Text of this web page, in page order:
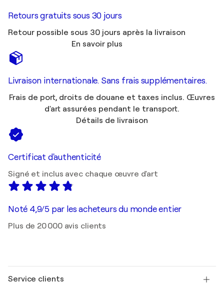
Retours gratuits sous 30 jours
Retour possible sous 30 jours après la livraison
En savoir plus
Livraison internationale. Sans frais supplémentaires.
Frais de port, droits de douane et taxes inclus. Œuvres
d'art assurées pendant le transport.
Détails de livraison
Certificat d'authenticité
Signé et inclus avec chaque œuvre d'art
Noté 4,9/5 par les acheteurs du monde entier
Plus de 20 000 avis clients
Service clients